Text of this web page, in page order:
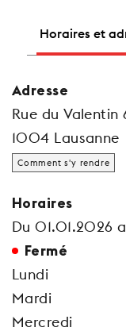
Horaires et
Adresse
Rue du Valentin
1004 Lausanne
Comment s'y rendre
Horaires
Du 01.01.2026
Fermé
Lundi
Mardi
Mercredi